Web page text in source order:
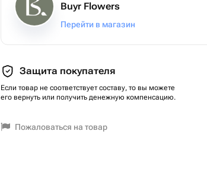
Buyr Flowers
Перейти в магазин
Защита покупателя
Если товар не соответствует составу, то вы можете
его вернуть или получить денежную компенсацию.
Пожаловаться на товар